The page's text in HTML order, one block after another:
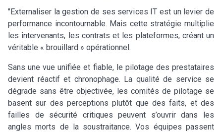
"Externaliser la gestion de ses services IT est un levier de
performance incontournable. Mais cette stratégie multiplie
les intervenants, les contrats et les plateformes, créant un
véritable « brouillard » opérationnel.
Sans une vue unifiée et fiable, le pilotage des prestataires
devient réactif et chronophage. La qualité de service se
dégrade sans être objectivée, les comités de pilotage se
basent sur des perceptions plutôt que des faits, et des
failles de sécurité critiques peuvent s’ouvrir dans les
angles morts de la soustraitance. Vos équipes passent